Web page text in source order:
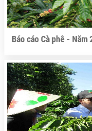
Báo cáo Cà phê - Năm